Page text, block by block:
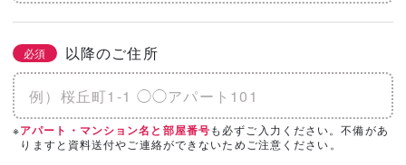
必須 以降のご住所
※アパート・マンション名と部屋番号も必ずご入力ください。不備があ
りますと資料送付やご連絡ができないためご注意ください。